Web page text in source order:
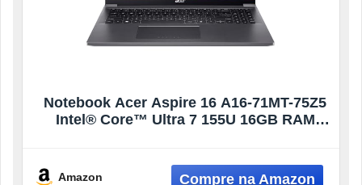
Notebook Acer Aspire 16 A16-71MT-75Z5
Intel® Core™ Ultra 7 155U 16GB RAM
Amazon